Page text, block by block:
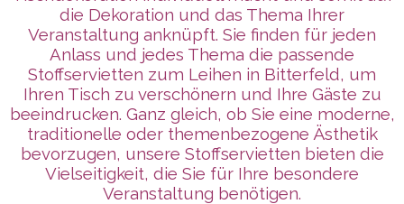
die Dekoration und das Thema Ihrer
Veranstaltung anknüpft. Sie finden für jeden
Anlass und jedes Thema die passende
Stoffservietten zum Leihen in Bitterfeld, um
Ihren Tisch zu verschönern und Ihre Gäste zu
beeindrucken. Ganz gleich, ob Sie eine moderne,
traditionelle oder themenbezogene Ästhetik
bevorzugen, unsere Stoffservietten bieten die
Vielseitigkeit, die Sie für Ihre besondere
Veranstaltung benötigen.